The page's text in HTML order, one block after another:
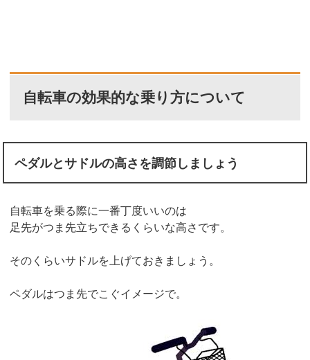
自転車の効果的な乗り方について
ペダルとサドルの高さを調節しましょう
自転車を乗る際に一番丁度いいのは
足先がつま先立ちできるくらいな高さです。
そのくらいサドルを上げておきましょう。
ペダルはつま先でこぐイメージで。